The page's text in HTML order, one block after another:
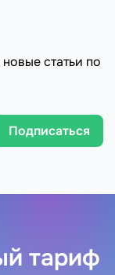
статьи по
Подписаться
тариф